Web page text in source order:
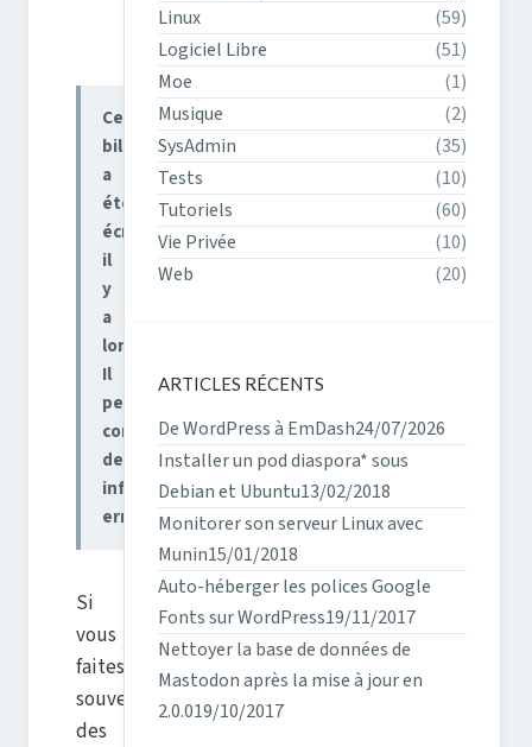
Ce
billet
a
été
écrit
il
y
a
longtemps.
Il
peut
contenir
des
informations
erronées.
Si
vous
faites
souvent
des
Linux
(59)
Logiciel Libre
(51)
Moe
(1)
Musique
(2)
SysAdmin
(35)
Tests
(10)
Tutoriels
(60)
Vie Privée
(10)
Web
(20)
ARTICLES RÉCENTS
De WordPress à EmDash24/07/2026
Installer un pod diaspora* sous
Debian et Ubuntu13/02/2018
Monitorer son serveur Linux avec
Munin15/01/2018
Auto-héberger les polices Google
Fonts sur WordPress19/11/2017
Nettoyer la base de données de
Mastodon après la mise à jour en
2.0.019/10/2017